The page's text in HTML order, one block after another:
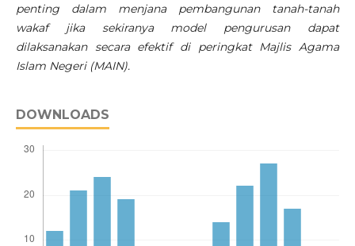
penting dalam menjana pembangunan tanah-tanah
wakaf jika sekiranya model pengurusan dapat
dilaksanakan secara efektif di peringkat Majlis Agama
Islam Negeri (MAIN).
DOWNLOADS